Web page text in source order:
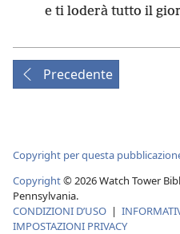
e ti loderà tutto il
Precedente
Copyright per questa
Copyright©2026Watch Tower
Pennsylvania.
CONDIZIONI D’USO |
IMPOSTAZIONI PRIVACY